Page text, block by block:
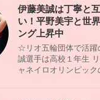
伊藤美誠は丁寧と
い！平野美宇と世
ング上昇中
☆リオ五輪団体で活躍
誠選手は高校１年生
ャネイロオリンピック